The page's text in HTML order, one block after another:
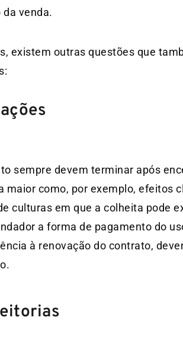
venda.
existem outras questões que
sempre devem terminar após
maior como, por exemplo, efeitos
culturas em que a colheita pode
a forma de pagamento do
à renovação do contrato,